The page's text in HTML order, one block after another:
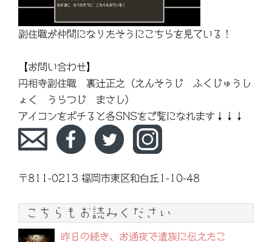
副住職が仲間になりたそうにこちらを見ている！
【お問い合わせ】
円相寺副住職 裏辻正之（えんそうじ ふくじゅうし
ょく うらつじ まさし）
アイコンをポチると各SNSをご覧になれます↓↓↓
〒811-0213 福岡市東区和白丘1-10-48
こちらもお読みください
昨日の続き、お通夜で遺族に伝えたこ